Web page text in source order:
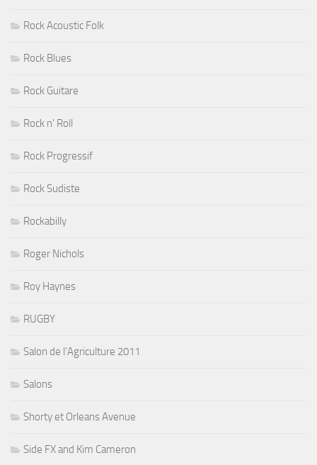
Rock Acoustic Folk
Rock Blues
Rock Guitare
Rock n' Roll
Rock Progressif
Rock Sudiste
Rockabilly
Roger Nichols
Roy Haynes
RUGBY
Salon de l'Agriculture 2011
Salons
Shorty et Orleans Avenue
Side FX and Kim Cameron